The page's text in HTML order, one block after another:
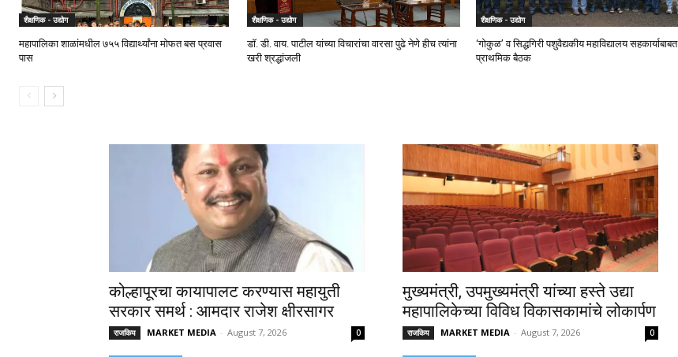
शैक्षणिक - उद्योग
महापालिका शाळांमधील ७५५ विद्यार्थ्यांना मोफत बस प्रवास
पास
शैक्षणिक - उद्योग
डॉ. डी. वाय. पाटील यांच्या विचारांचा वारसा पुढे नेणे हीच त्यांना
खरी श्रद्धांजली
शैक्षणिक - उद्योग
‘गोकुळ’ व सिद्धगिरी पशुवैद्यकीय महाविद्यालय सहकार्याबाबत
प्राथमिक बैठक
कोल्हापूरचा कायापालट करण्यास महायुती
सरकार समर्थ : आमदार राजेश क्षीरसागर
राजकिय MARKET MEDIA - August 7, 2026 0
मुख्यमंत्री, उपमुख्यमंत्री यांच्या हस्ते उद्या
महापालिकेच्या विविध विकासकामांचे लोकार्पण
राजकिय MARKET MEDIA - August 7, 2026 0